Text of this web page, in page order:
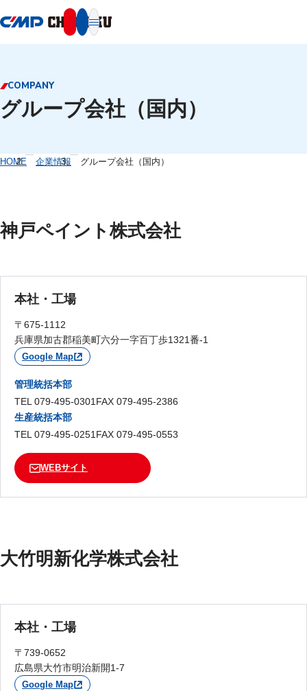
COMPANY
グループ会社（国内）
HOME 企業情報 グループ会社（国内）
神戸ペイント株式会社
本社・工場
〒675-1112
兵庫県加古郡稲美町六分一字百丁歩1321番-1
Google Map
管理統括本部
TEL 079-495-0301 FAX 079-495-2386
生産統括本部
TEL 079-495-0251 FAX 079-495-0553
WEBサイト
大竹明新化学株式会社
本社・工場
〒739-0652
広島県大竹市明治新開1-7
Google Map